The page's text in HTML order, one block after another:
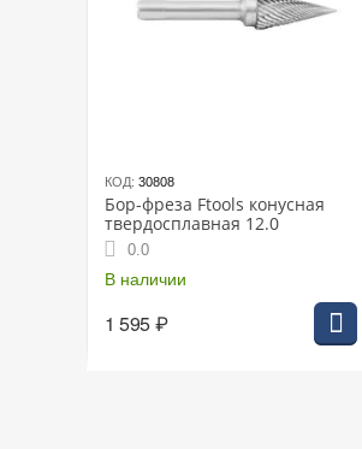
КОД: 30808
Бор-фреза Ftools конусная
твердосплавная 12.0
0.0
В наличии
1 595₽